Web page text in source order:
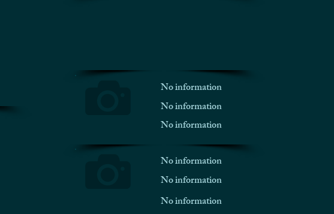
No information
No information
No information
No information
No information
No information